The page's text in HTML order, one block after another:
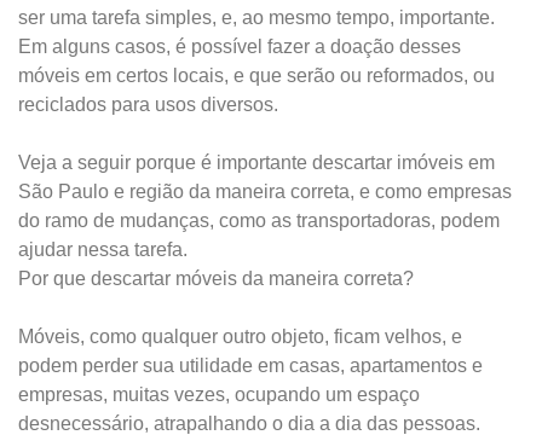
ser uma tarefa simples, e, ao mesmo tempo, importante.
Em alguns casos, é possível fazer a doação desses
móveis em certos locais, e que serão ou reformados, ou
reciclados para usos diversos.
Veja a seguir porque é importante descartar imóveis em
São Paulo e região da maneira correta, e como empresas
do ramo de mudanças, como as transportadoras, podem
ajudar nessa tarefa.
Por que descartar móveis da maneira correta?
Móveis, como qualquer outro objeto, ficam velhos, e
podem perder sua utilidade em casas, apartamentos e
empresas, muitas vezes, ocupando um espaço
desnecessário, atrapalhando o dia a dia das pessoas.